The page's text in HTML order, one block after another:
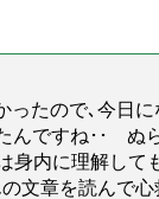
たので､今日
ですね･･ ぬ
内に理解して
文章を読んで